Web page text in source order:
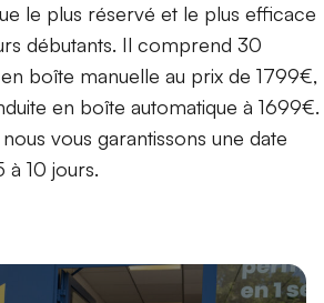
le plus réservé et le plus efficace
débutants. Il comprend 30
boîte manuelle au prix de 1799€,
en boîte automatique à 1699€.
vous garantissons une date
à 10 jours.